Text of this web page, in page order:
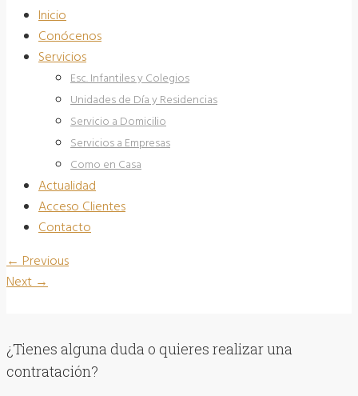
Inicio
Conócenos
Servicios
Esc. Infantiles y Colegios
Unidades de Día y Residencias
Servicio a Domicilio
Servicios a Empresas
Como en Casa
Actualidad
Acceso Clientes
Contacto
←Previous
Next→
¿Tienes alguna duda o quieres realizar una
contratación?